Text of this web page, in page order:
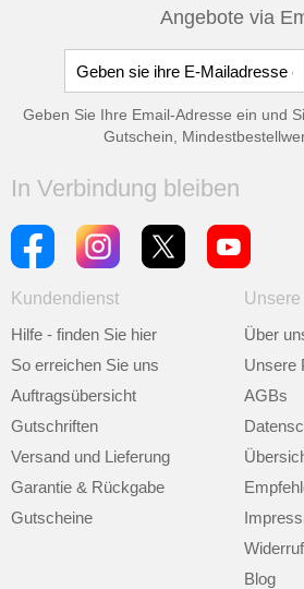
Angebote via
Geben Sie Ihre Email-Adresse ein und
Gutschein,
In Verbindung bleiben
Kundendienst
Hilfe - finden Sie hier
So erreichen Sie uns
Auftragsübersicht
Gutschriften
Versand und Lieferung
Garantie & Rückgabe
Gutscheine
Über
Unsere
AGBs
Blog